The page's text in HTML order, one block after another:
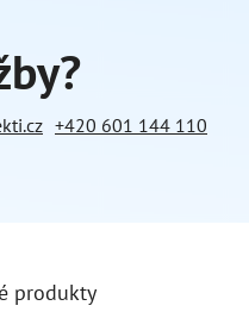
+420 601 144 110
produkty